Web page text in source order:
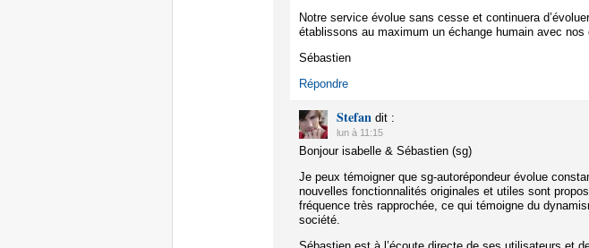
Notre service évolue sans cesse et continuera
établissons au maximum un échange humain avec nos
Sébastien
Répondre
Stefan dit :
lun à 11:15
Bonjour isabelle & Sébastien (sg)
Je peux témoigner que sg-autorépondeur évolue
nouvelles fonctionnalités originales et utiles sont
fréquence très rapprochée, ce qui témoigne du
société.